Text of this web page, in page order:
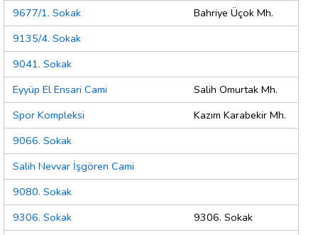
9677/1. Sokak
Bahriye Üçok Mh.
9135/4. Sokak
9041. Sokak
Eyyüp El Ensari Cami
Salih Omurtak Mh.
Spor Kompleksi
Kazım Karabekir Mh.
9066. Sokak
Salih Nevvar İşgören Cami
9080. Sokak
9306. Sokak
9306. Sokak